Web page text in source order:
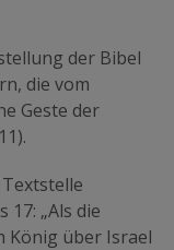
der Bibel
die vom
Geste der
„Als die
König über Israel